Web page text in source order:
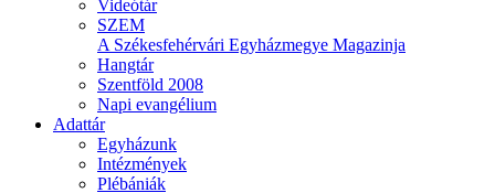
Videótár
SZEM
A Székesfehérvári Egyházmegye Magazinja
Hangtár
Szentföld 2008
Napi evangélium
Adattár
Egyházunk
Intézmények
Plébániák